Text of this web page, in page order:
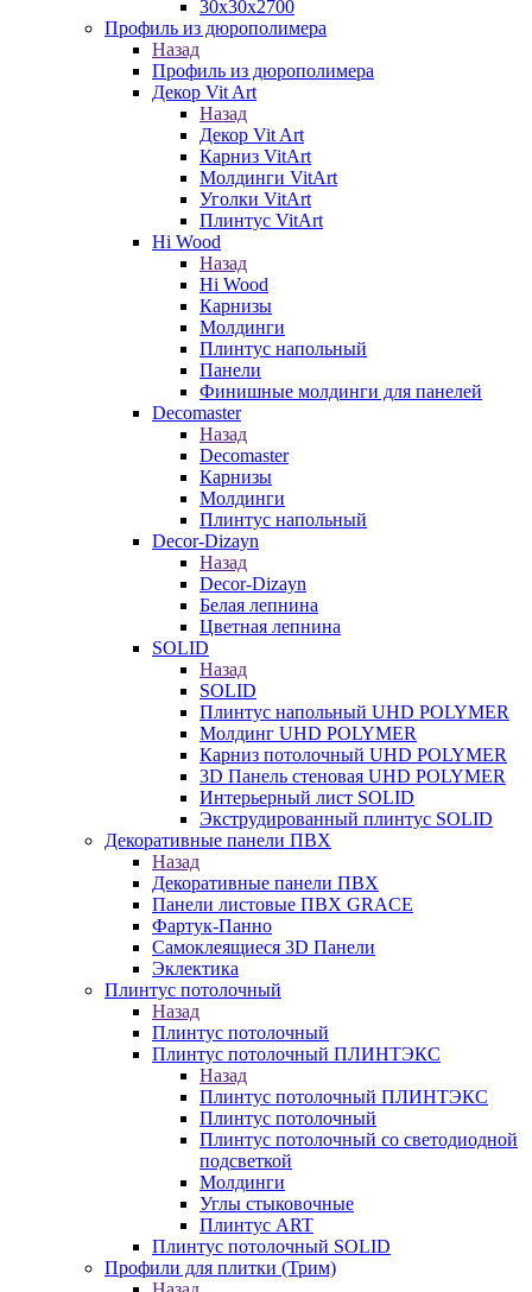
30х30х2700
Профиль из дюрополимера
Назад
Профиль из дюрополимера
Декор Vit Art
Назад
Декор Vit Art
Карниз VitArt
Молдинги VitArt
Уголки VitArt
Плинтус VitArt
Hi Wood
Назад
Hi Wood
Карнизы
Молдинги
Плинтус напольный
Панели
Финишные молдинги для панелей
Decomaster
Назад
Decomaster
Карнизы
Молдинги
Плинтус напольный
Decor-Dizayn
Назад
Decor-Dizayn
Белая лепнина
Цветная лепнина
SOLID
Назад
SOLID
Плинтус напольный UHD POLYMER
Молдинг UHD POLYMER
Карниз потолочный UHD POLYMER
3D Панель стеновая UHD POLYMER
Интерьерный лист SOLID
Экструдированный плинтус SOLID
Декоративные панели ПВХ
Назад
Декоративные панели ПВХ
Панели листовые ПВХ GRACE
Фартук-Панно
Самоклеящиеся 3D Панели
Эклектика
Плинтус потолочный
Назад
Плинтус потолочный
Плинтус потолочный ПЛИНТЭКС
Назад
Плинтус потолочный ПЛИНТЭКС
Плинтус потолочный
Плинтус потолочный со светодиодной
подсветкой
Молдинги
Углы стыковочные
Плинтус ART
Плинтус потолочный SOLID
Профили для плитки (Трим)